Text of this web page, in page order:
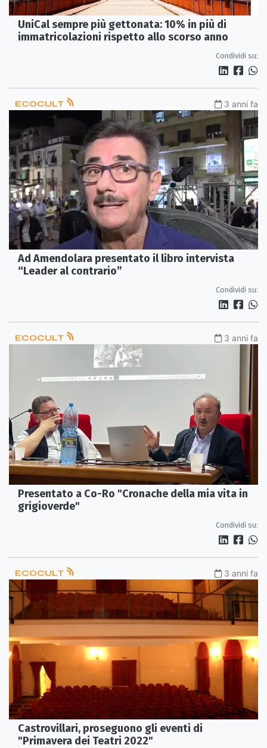
UniCal sempre più gettonata: 10% in più di
immatricolazioni rispetto allo scorso anno
Condividi su:
ECOCULT 3 anni fa
Ad Amendolara presentato il libro intervista
“Leader al contrario”
Condividi su:
ECOCULT 3 anni fa
Presentato a Co-Ro "Cronache della mia vita in
grigioverde"
Condividi su:
ECOCULT 3 anni fa
Castrovillari, proseguono gli eventi di
"Primavera dei Teatri 2022"